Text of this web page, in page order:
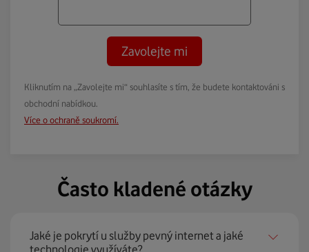
Zavolejte mi
Kliknutím na „Zavolejte mi“ souhlasíte s tím, že budete kontaktováni s
obchodní nabídkou.
Více o ochraně soukromí.
Často kladené otázky
Jaké je pokrytí u služby pevný internet a jaké
technologie využíváte?